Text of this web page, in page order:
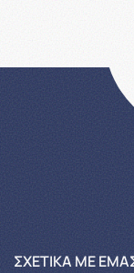
ΣΧΕΤΙΚΆ ΜΕ